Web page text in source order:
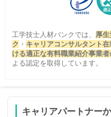
工学技士人材バンクでは、 厚
ク ・ キャリアコンサルタント在
ける適正な有料職業紹介事業
よる認定を取得しています。
キャリアパートナー